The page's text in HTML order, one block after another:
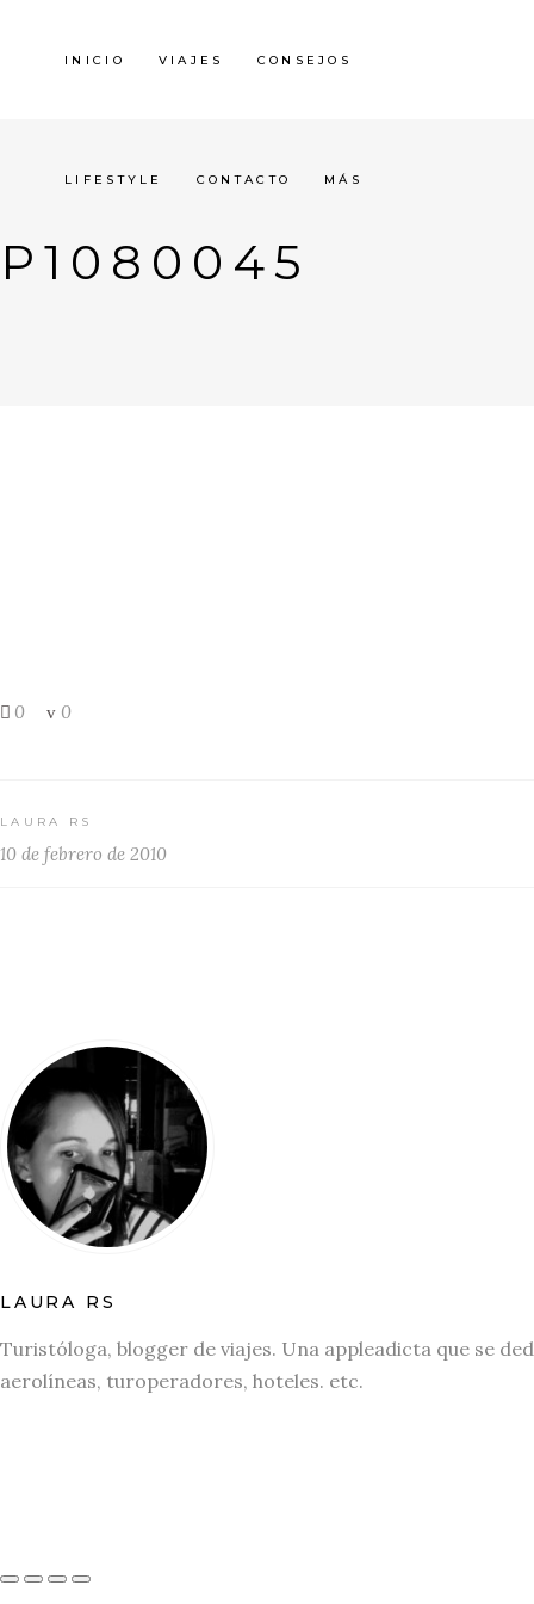
INICIO VIAJES CONSEJOS
LIFESTYLE CONTACTO MÁS
P1080045
0 0
LAURA RS
10 de febrero de 2010
LAURA RS
Turistóloga, blogger de viajes. Una appleadicta que se
aerolíneas, turoperadores, hoteles. etc.